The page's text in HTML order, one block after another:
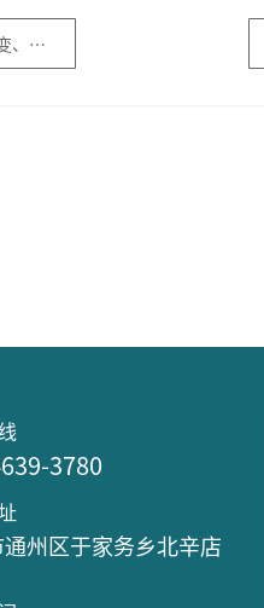
站
3780
州区于家务乡北辛店